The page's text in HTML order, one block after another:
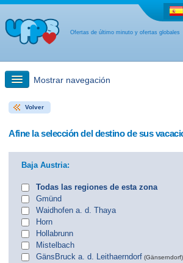
Ofertas de último minuto y ofertas globales
Mostrar navegación
búsqueda rápida
otro país
Volver
Afine la selección del destino de sus
Baja Austria:
Todas las regiones de esta zona
Gmünd
Waidhofen a. d. Thaya
Horn
Hollabrunn
Mistelbach
GänsBruck a. d. Leithaerndorf (Gänserndorf)